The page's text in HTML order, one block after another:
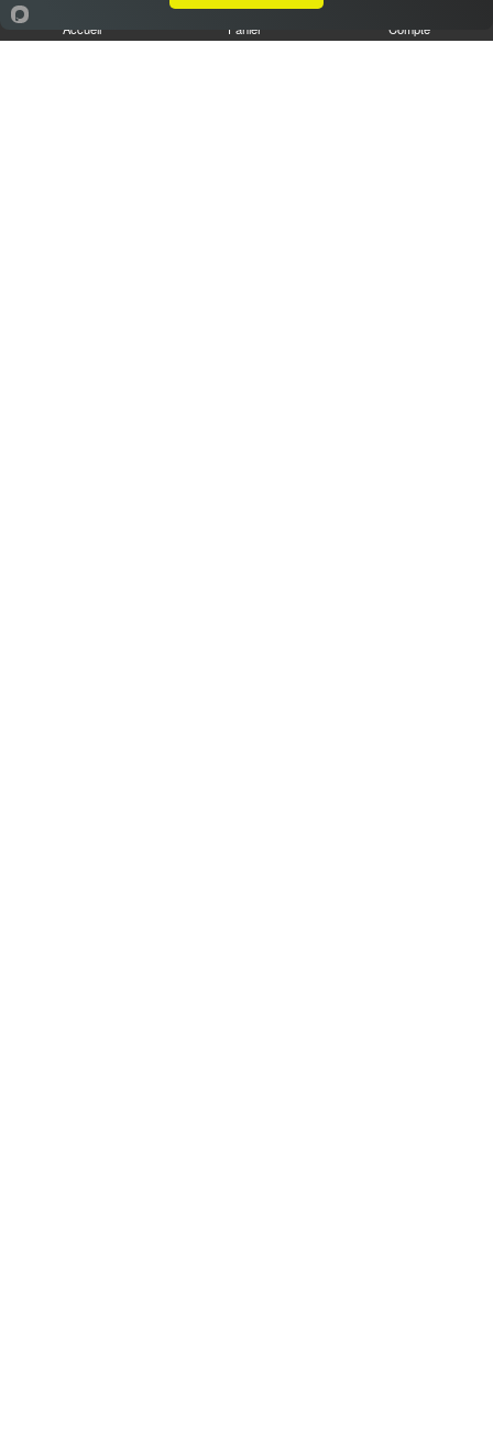
Accueil Panier Compte